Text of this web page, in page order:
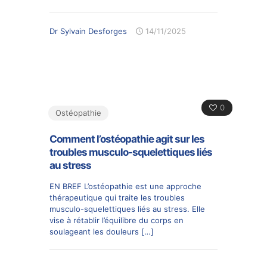
Dr Sylvain Desforges 14/11/2025
0
Ostéopathie
Comment l’ostéopathie agit sur les
troubles musculo-squelettiques liés
au stress
EN BREF L’ostéopathie est une approche
thérapeutique qui traite les troubles
musculo-squelettiques liés au stress. Elle
vise à rétablir l’équilibre du corps en
soulageant les douleurs […]